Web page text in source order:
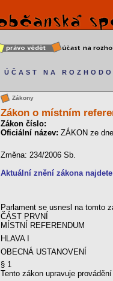
ÚČAST NA
Zákony
Zákon o místním
Zákon číslo:
Oficiální název: ZÁKON ze
Změna: 234/2006 Sb.
Aktuální znění zákona
Parlament se usnesl na tomto
ČÁST PRVNÍ
MÍSTNÍ REFERENDUM
HLAVA I
OBECNÁ USTANOVENÍ
§ 1
Tento zákon upravuje